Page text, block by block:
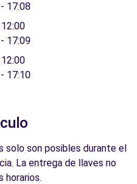
17:08
17:09
17:10
solo son posibles durante el
La entrega de llaves no
horarios.